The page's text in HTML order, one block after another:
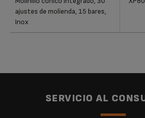
ajustes de molienda, 15 bares,
Inox
SERVICIO AL